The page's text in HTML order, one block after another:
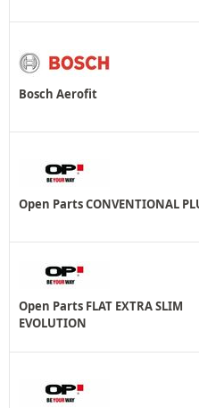
Bosch Aerofit
Open Parts CONVENTIONAL
Open Parts FLAT EXTRA SLIM
EVOLUTION